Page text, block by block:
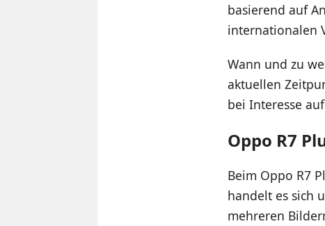
basierend auf
internationalen
Wann und zu
aktuellen
bei Interesse
Oppo R7
Beim Oppo R7
handelt es sich
mehreren